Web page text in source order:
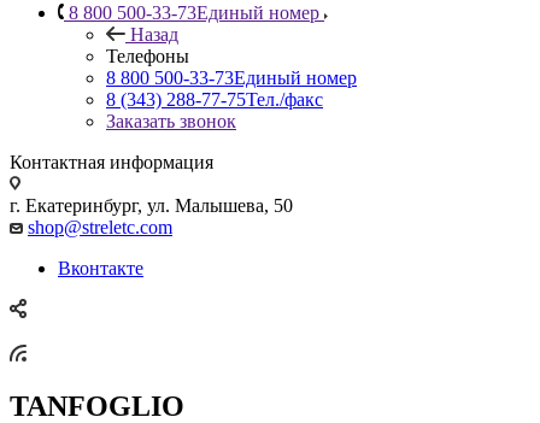
8 800 500-33-73Единый номер
Назад
Телефоны
8 800 500-33-73Единый номер
8 (343) 288-77-75Тел./факс
Заказать звонок
Контактная информация
г. Екатеринбург, ул. Малышева, 50
shop@streletc.com
Вконтакте
TANFOGLIO